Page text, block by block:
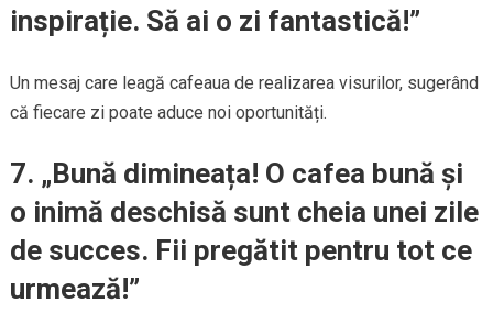
inspirație. Să ai o zi fantastică!”
Un mesaj care leagă cafeaua de realizarea visurilor, sugerând
că fiecare zi poate aduce noi oportunități.
7. „Bună dimineața! O cafea bună și
o inimă deschisă sunt cheia unei zile
de succes. Fii pregătit pentru tot ce
urmează!”